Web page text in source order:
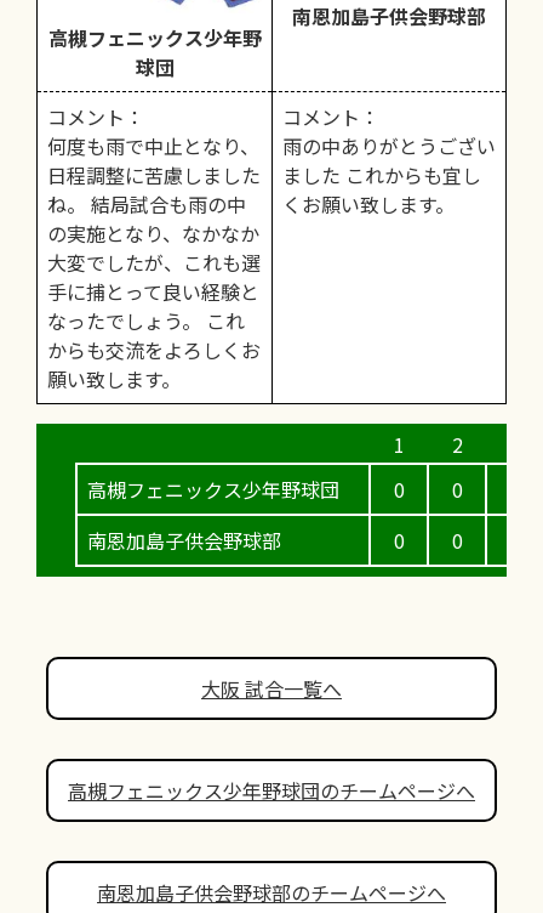
高槻フェニックス少年野
球団
南恩加島子供会野球部
コメント：
何度も雨で中止となり、
日程調整に苦慮しました
ね。 結局試合も雨の中
の実施となり、なかなか
大変でしたが、これも選
手に捕とって良い経験と
なったでしょう。 これ
からも交流をよろしくお
願い致します。
コメント：
雨の中ありがとうござい
ました これからも宜し
くお願い致します。
高槻フェニックス少年野球団
南恩加島子供会野球部
0
0
0
0
大阪 試合一覧へ
高槻フェニックス少年野球団のチームページへ
南恩加島子供会野球部のチームページへ